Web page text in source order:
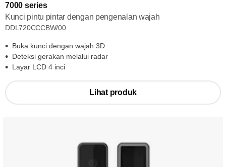
7000 series
Kunci pintu pintar dengan pengenalan wajah
DDL720CCCBW/00
Buka kunci dengan wajah 3D
Deteksi gerakan melalui radar
Layar LCD 4 inci
Lihat produk